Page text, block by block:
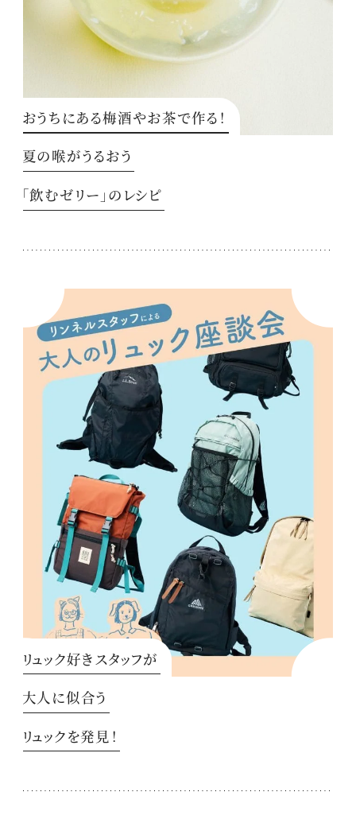
おうちにある梅酒やお茶で作る！
夏の喉がうるおう
「飲むゼリー」のレシピ
リュック好きスタッフが
大人に似合う
リュックを発見！